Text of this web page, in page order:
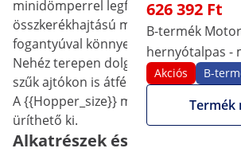
626 392 Ft
B-termék
hernyótalpas -
Akciós B-
Termék
minidömperrel legfeljebb 400 kg-os
összkerékhajtású motoros talicska
fogantyúval könnyedén
Nehéz terepen dolgozik? Nem gond.
szűk ajtókon is átfér.
A {{Hopper_size}} mm-es
üríthető ki.
Alkatrészek és szerviz egy